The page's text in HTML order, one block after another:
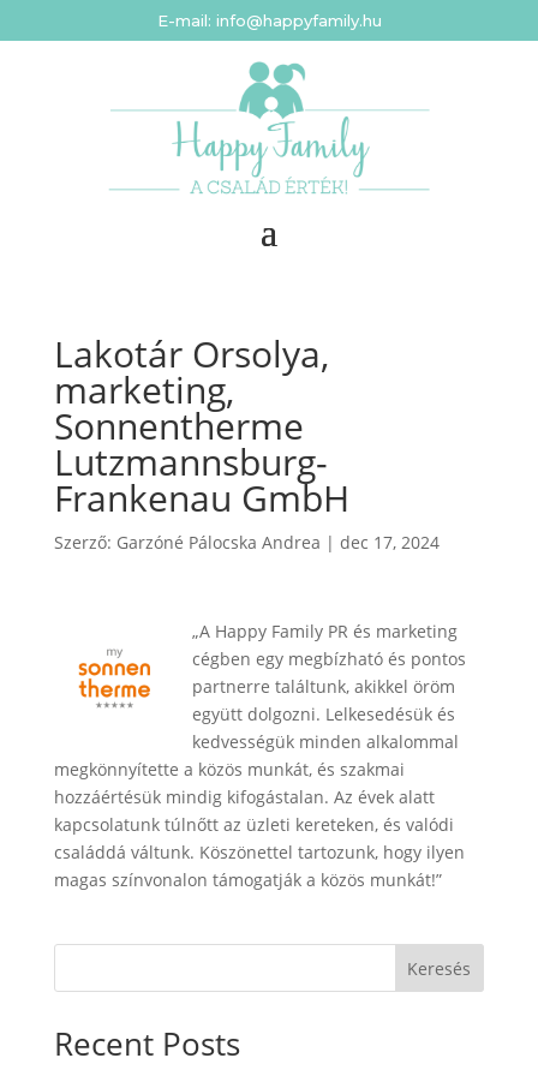
E-mail: info@happyfamily.hu
Lakotár Orsolya,
marketing,
Sonnentherme
Lutzmannsburg-
Frankenau GmbH
Szerző: Garzóné Pálocska Andrea | dec 17, 2024
„A Happy Family PR és marketing
cégben egy megbízható és pontos
partnerre találtunk, akikkel öröm
együtt dolgozni. Lelkesedésük és
kedvességük minden alkalommal
megkönnyítette a közös munkát, és szakmai
hozzáértésük mindig kifogástalan. Az évek alatt
kapcsolatunk túlnőtt az üzleti kereteken, és valódi
családdá váltunk. Köszönettel tartozunk, hogy ilyen
magas színvonalon támogatják a közös munkát!”
Keresés
Recent Posts